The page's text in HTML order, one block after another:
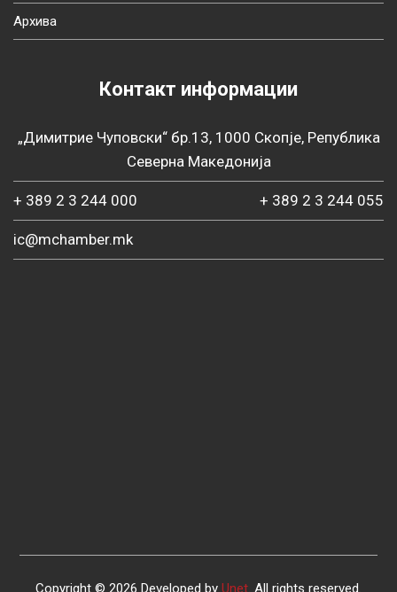
Архива
Контакт информации
„Димитрие Чуповски“ бр.13, 1000 Скопје, Република
Северна Македонија
+ 389 2 3 244 000 + 389 2 3 244 055
ic@mchamber.mk
Copyright © 2026 Developed by Unet . All rights reserved.